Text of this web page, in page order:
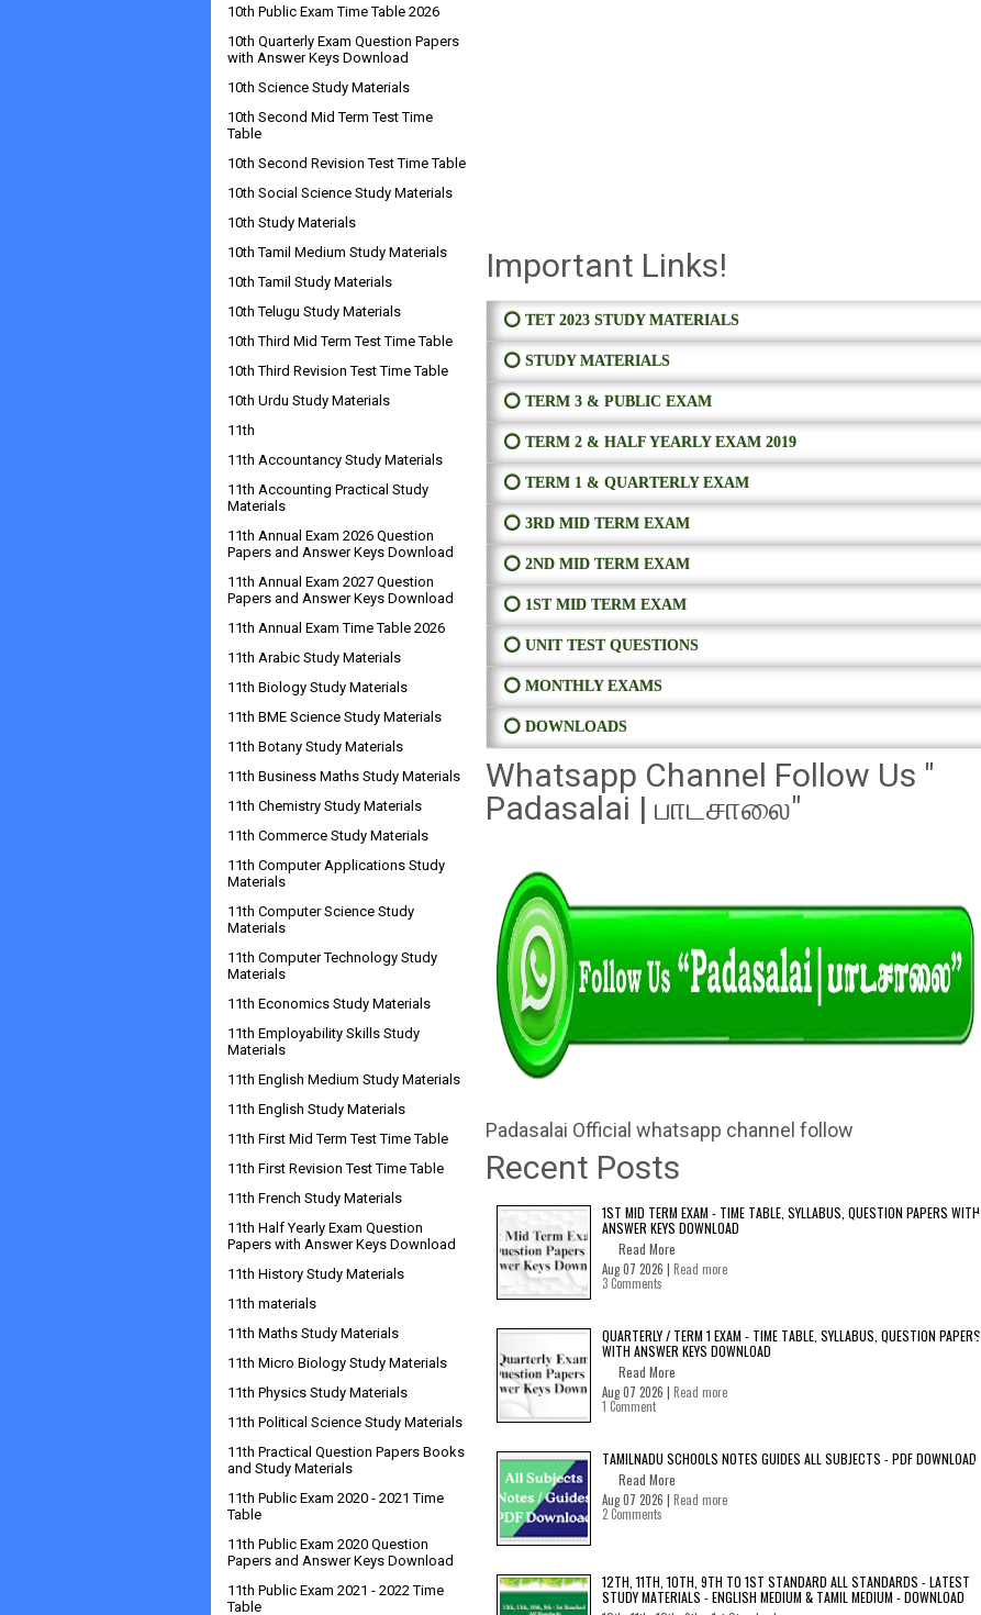
Important Links!
⭕ TET 2023 STUDY MATERIALS
⭕ STUDY MATERIALS
⭕ TERM 3 & PUBLIC EXAM
⭕ TERM 2 & HALF YEARLY EXAM 2019
⭕ TERM 1 & QUARTERLY EXAM
⭕ 3RD MID TERM EXAM
⭕ 2ND MID TERM EXAM
⭕ 1ST MID TERM EXAM
⭕ UNIT TEST QUESTIONS
⭕ MONTHLY EXAMS
⭕ DOWNLOADS
Whatsapp Channel Follow Us "
Padasalai | பாடசாலை"
Padasalai Official whatsapp channel follow
Recent Posts
1ST MID TERM EXAM - TIME TABLE, SYLLABUS, QUESTION PAPERS WITH
ANSWER KEYS DOWNLOAD
Read More
Aug 07 2026 | Read more
3 Comments
QUARTERLY / TERM 1 EXAM - TIME TABLE, SYLLABUS, QUESTION PAPERS
WITH ANSWER KEYS DOWNLOAD
Read More
Aug 07 2026 | Read more
1 Comment
TAMILNADU SCHOOLS NOTES GUIDES ALL SUBJECTS - PDF DOWNLOAD
Read More
Aug 07 2026 | Read more
2 Comments
12TH, 11TH, 10TH, 9TH TO 1ST STANDARD ALL STANDARDS - LATEST
STUDY MATERIALS - ENGLISH MEDIUM & TAMIL MEDIUM - DOWNLOAD
10th Public Exam Time Table 2026
10th Quarterly Exam Question Papers
with Answer Keys Download
10th Science Study Materials
10th Second Mid Term Test Time
Table
10th Second Revision Test Time Table
10th Social Science Study Materials
10th Study Materials
10th Tamil Medium Study Materials
10th Tamil Study Materials
10th Telugu Study Materials
10th Third Mid Term Test Time Table
10th Third Revision Test Time Table
10th Urdu Study Materials
11th
11th Accountancy Study Materials
11th Accounting Practical Study
Materials
11th Annual Exam 2026 Question
Papers and Answer Keys Download
11th Annual Exam 2027 Question
Papers and Answer Keys Download
11th Annual Exam Time Table 2026
11th Arabic Study Materials
11th Biology Study Materials
11th BME Science Study Materials
11th Botany Study Materials
11th Business Maths Study Materials
11th Chemistry Study Materials
11th Commerce Study Materials
11th Computer Applications Study
Materials
11th Computer Science Study
Materials
11th Computer Technology Study
Materials
11th Economics Study Materials
11th Employability Skills Study
Materials
11th English Medium Study Materials
11th English Study Materials
11th First Mid Term Test Time Table
11th First Revision Test Time Table
11th French Study Materials
11th Half Yearly Exam Question
Papers with Answer Keys Download
11th History Study Materials
11th materials
11th Maths Study Materials
11th Micro Biology Study Materials
11th Physics Study Materials
11th Political Science Study Materials
11th Practical Question Papers Books
and Study Materials
11th Public Exam 2020 - 2021 Time
Table
11th Public Exam 2020 Question
Papers and Answer Keys Download
11th Public Exam 2021 - 2022 Time
Table